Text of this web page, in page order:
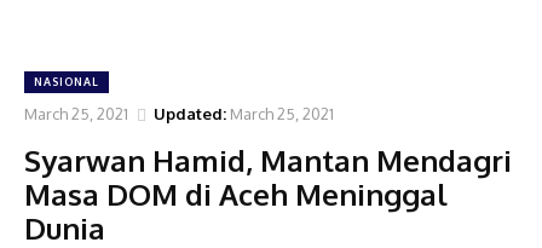
NASIONAL
March 25, 2021 Updated: March 25, 2021
Syarwan Hamid, Mantan Mendagri
Masa DOM di Aceh Meninggal
Dunia